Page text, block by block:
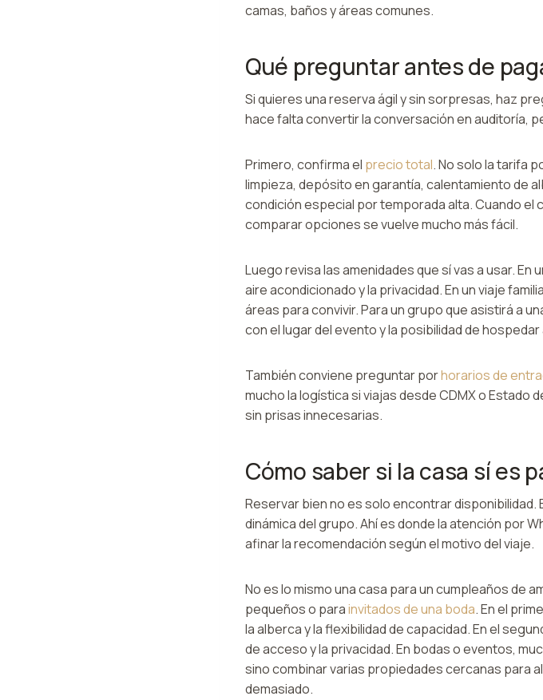
camas, baños y áreas comunes.
Qué preguntar antes de
Si quieres una reserva ágil y sin sorpresas, haz
hace falta convertir la conversación en auditoría,
Primero, confirma el precio total. No solo la tarifa
limpieza, depósito en garantía, calentamiento de
condición especial por temporada alta. Cuando
comparar opciones se vuelve mucho más fácil.
Luego revisa las amenidades que sí vas a usar.
aire acondicionado y la privacidad. En un viaje
áreas para convivir. Para un grupo que asistirá a
con el lugar del evento y la posibilidad de
También conviene preguntar porhorarios de
mucho la logística si viajas desde CDMX o Estado
sin prisas innecesarias.
Cómo saber si la casa sí es
Reservar bien no es solo encontrar disponibilidad.
dinámica del grupo. Ahí es donde la atención por
afinar la recomendación según el motivo del viaje.
No es lo mismo una casa para un cumpleaños de
pequeños o parainvitados de una boda. En el
la alberca y la flexibilidad de capacidad. En el
de acceso y la privacidad. En bodas o eventos,
sino combinar varias propiedades cercanas para
demasiado.